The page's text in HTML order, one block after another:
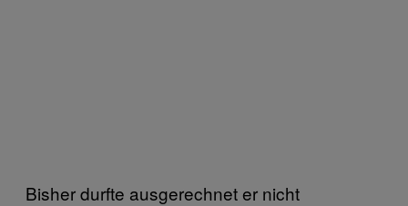
Bisher durfte ausgerechnet er nicht